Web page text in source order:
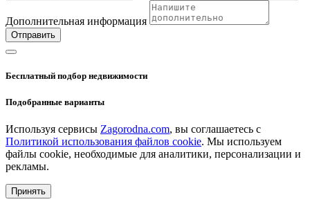
Дополнительная информация
Отправить
Бесплатный подбор недвижимости
Подобранные варианты
Используя сервисы Zagorodna.com, вы соглашаетесь с
Политикой использования файлов cookie. Мы используем
файлы cookie, необходимые для аналитики, персонализации и
рекламы.
Принять